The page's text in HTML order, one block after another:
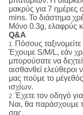
μακρύς για 7 ημέρες
mins. Το διάστημα
Μόνο 0.3g, ελαφρύς
Q&A
1. Πόσους ταξινομείτε
Έχουμε S/M/L, εάν
μπορούσατε να
αισθανθεί ελεύθεροι
μας πούμε το
ισχίων.
2. Έχετε τον οδηγό
Ναι, θα παράσχουμε
σας.